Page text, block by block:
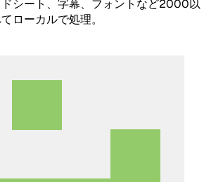
シート、字幕、フォントなど2000以
ローカルで処理。